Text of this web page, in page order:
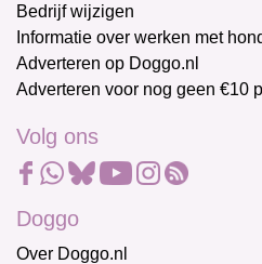
Bedrijf wijzigen
Informatie over werken met
Adverteren op Doggo.nl
Adverteren voor nog geen €10
Volg ons
Doggo
Over Doggo.nl